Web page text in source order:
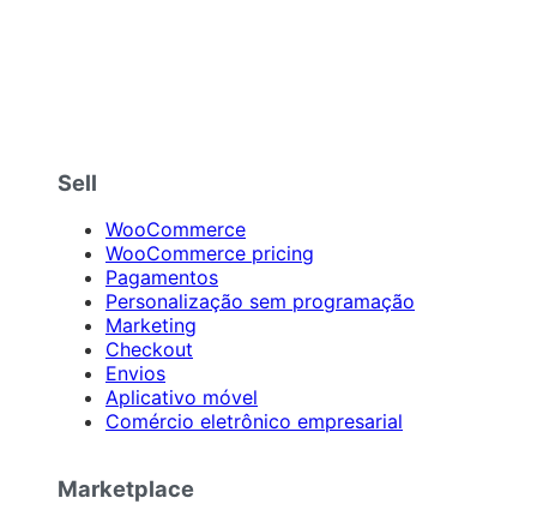
Sell
WooCommerce
WooCommerce pricing
Pagamentos
Personalização sem programação
Marketing
Checkout
Envios
Aplicativo móvel
Comércio eletrônico empresarial
Marketplace